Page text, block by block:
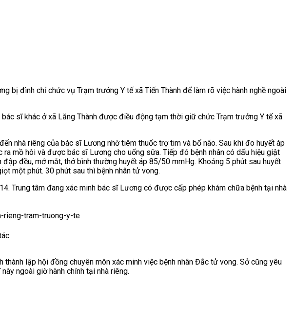
bị đình chỉ chức vụ Trạm trưởng Y tế xã Tiến Thành để làm rõ việc hành nghề ngoài
bác sĩ khác ở xã Lăng Thành được điều động tạm thời giữ chức Trạm trưởng Y tế xã
nhà riêng của bác sĩ Lương nhờ tiêm thuốc trợ tim và bổ não. Sau khi đo huyết áp
mồ hôi và được bác sĩ Lương cho uống sữa. Tiếp đó bệnh nhân có dấu hiệu giật
đập đều, mở mắt, thở bình thường huyết áp 85/50 mmHg. Khoảng 5 phút sau huyết
một phút. 30 phút sau thì bệnh nhân tử vong.
Trung tâm đang xác minh bác sĩ Lương có được cấp phép khám chữa bệnh tại nhà
thành lập hội đồng chuyên môn xác minh việc bệnh nhân Đắc tử vong. Sở cũng yêu
ngoài giờ hành chính tại nhà riêng.